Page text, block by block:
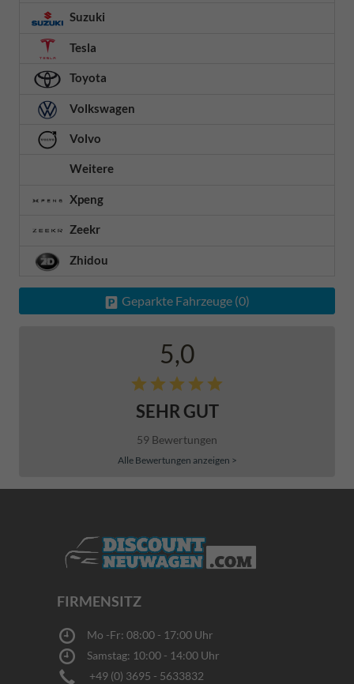
Suzuki
Tesla
Toyota
Volkswagen
Volvo
Weitere
Xpeng
Zeekr
Zhidou
Geparkte Fahrzeuge (0)
5,0
SEHR GUT
59 Bewertungen
Alle Bewertungen anzeigen >
FIRMENSITZ
Mo -Fr: 08:00 - 17:00 Uhr
Samstag: 10:00 - 14:00 Uhr
+49 (0) 3695 - 5633832